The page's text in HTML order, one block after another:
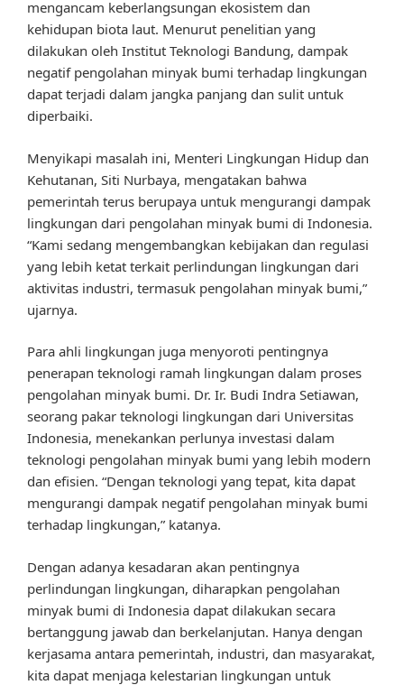
mengancam keberlangsungan ekosistem dan
kehidupan biota laut. Menurut penelitian yang
dilakukan oleh Institut Teknologi Bandung, dampak
negatif pengolahan minyak bumi terhadap lingkungan
dapat terjadi dalam jangka panjang dan sulit untuk
diperbaiki.
Menyikapi masalah ini, Menteri Lingkungan Hidup dan
Kehutanan, Siti Nurbaya, mengatakan bahwa
pemerintah terus berupaya untuk mengurangi dampak
lingkungan dari pengolahan minyak bumi di Indonesia.
“Kami sedang mengembangkan kebijakan dan regulasi
yang lebih ketat terkait perlindungan lingkungan dari
aktivitas industri, termasuk pengolahan minyak bumi,”
ujarnya.
Para ahli lingkungan juga menyoroti pentingnya
penerapan teknologi ramah lingkungan dalam proses
pengolahan minyak bumi. Dr. Ir. Budi Indra Setiawan,
seorang pakar teknologi lingkungan dari Universitas
Indonesia, menekankan perlunya investasi dalam
teknologi pengolahan minyak bumi yang lebih modern
dan efisien. “Dengan teknologi yang tepat, kita dapat
mengurangi dampak negatif pengolahan minyak bumi
terhadap lingkungan,” katanya.
Dengan adanya kesadaran akan pentingnya
perlindungan lingkungan, diharapkan pengolahan
minyak bumi di Indonesia dapat dilakukan secara
bertanggung jawab dan berkelanjutan. Hanya dengan
kerjasama antara pemerintah, industri, dan masyarakat,
kita dapat menjaga kelestarian lingkungan untuk